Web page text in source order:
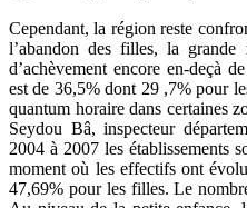
Cependant, la région reste
l’abandon des filles, la
d’achèvement encore en-deçà
est de 36,5% dont 29 ,7% pour
quantum horaire dans certaines
Seydou Bâ, inspecteur
2004 à 2007 les établissements
moment où les effectifs ont
47,69% pour les filles. Le